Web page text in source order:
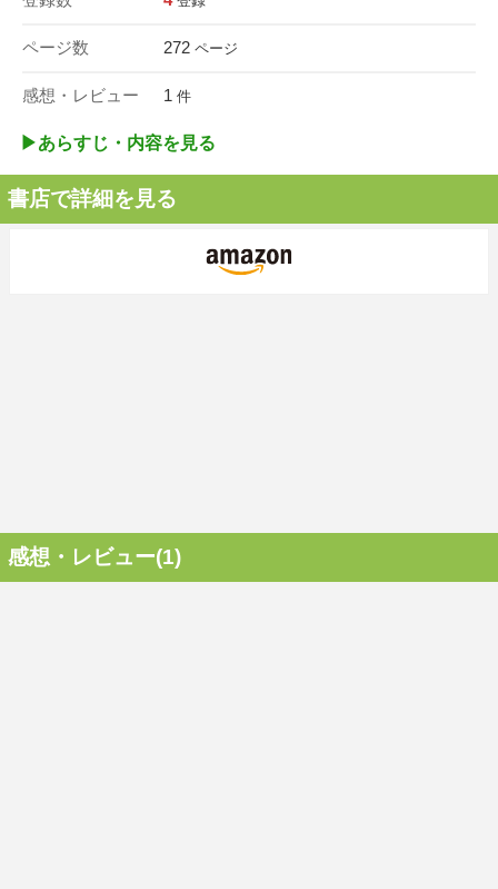
ページ数 272 ページ
感想・レビュー 1 件
▶︎あらすじ・内容を見る
書店で詳細を見る
感想・レビュー(1)